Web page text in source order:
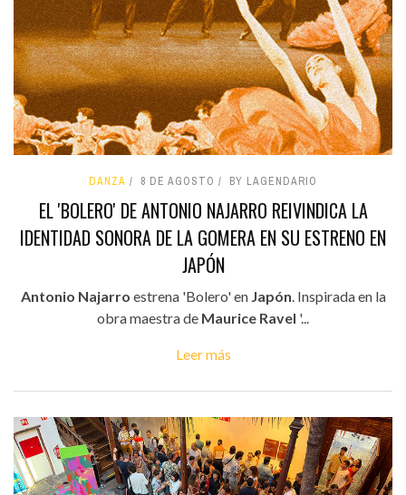
DANZA 8 DE AGOSTO BY LAGENDARIO
EL 'BOLERO' DE ANTONIO NAJARRO REIVINDICA LA
IDENTIDAD SONORA DE LA GOMERA EN SU ESTRENO EN
JAPÓN
Antonio Najarro estrena 'Bolero' en Japón . Inspirada en la
obra maestra de Maurice Ravel '...
Leer más